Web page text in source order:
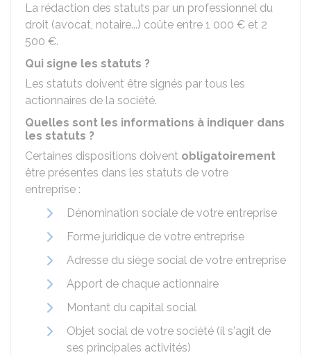
La rédaction des statuts par un professionnel du
droit (avocat, notaire...) coûte entre 1 000 € et 2
500 €.
Qui signe les statuts ?
Les statuts doivent être signés par tous les
actionnaires de la société.
Quelles sont les informations à indiquer dans
les statuts ?
Certaines dispositions doivent obligatoirement
être présentes dans les statuts de votre
entreprise :
Dénomination sociale de votre entreprise
Forme juridique de votre entreprise
Adresse du siège social de votre entreprise
Apport de chaque actionnaire
Montant du capital social
Objet social de votre société (il s'agit de
ses principales activités)